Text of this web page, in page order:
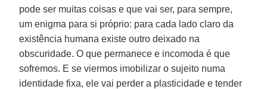
pode ser muitas coisas e que vai ser, para sempre,
um enigma para si próprio: para cada lado claro da
existência humana existe outro deixado na
obscuridade. O que permanece e incomoda é que
sofremos. E se viermos imobilizar o sujeito numa
identidade fixa, ele vai perder a plasticidade e tender